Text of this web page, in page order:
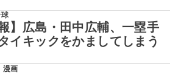
報】広島・田中広輔、一塁手
イキックをかましてしまう
漫画